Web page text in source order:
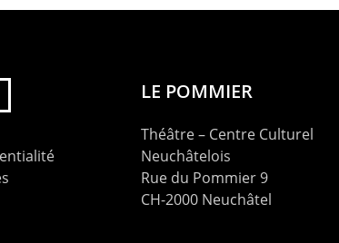
LE POMMIER
Théâtre – Centre Culturel
Neuchâtelois
Rue du Pommier 9
CH-2000 Neuchâtel